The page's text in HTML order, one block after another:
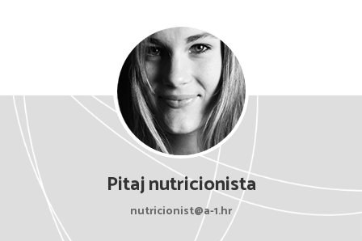
Pitaj nutricionista
nutricionist@a-1.hr